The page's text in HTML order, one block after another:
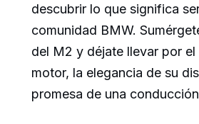
descubrir lo que significa
comunidad BMW.
del M2 y déjate llevar por
motor, la elegancia de su
promesa de una